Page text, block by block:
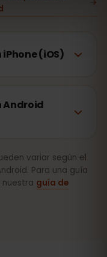
(iOS)
Android
variar según el
Para una guía
guía de